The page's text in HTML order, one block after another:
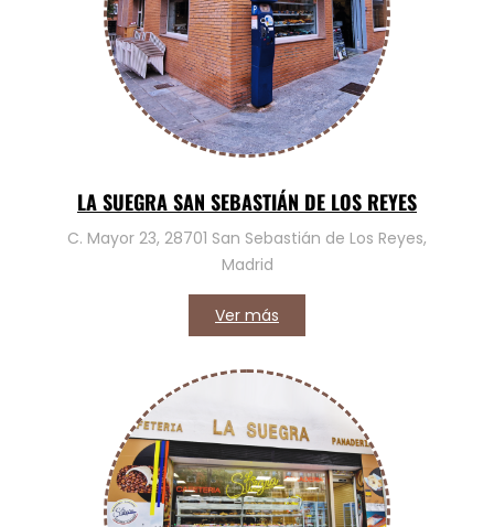
LA SUEGRA SAN SEBASTIÁN DE LOS REYES
C. Mayor 23, 28701 San Sebastián de Los Reyes,
Madrid
Ver más